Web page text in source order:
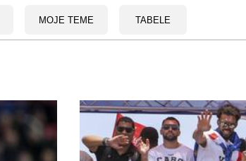
MOJE TEME TABELE